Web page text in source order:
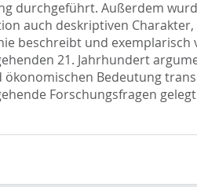
durchgeführt. Außerdem
auch deskriptiven
beschreibt und exemplarisch
21. Jahrhundert
Bedeutung
Forschungsfragen